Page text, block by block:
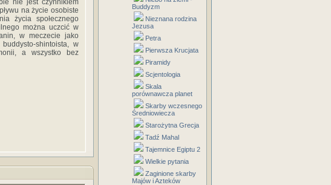
nie jest czynnikiem
na życie osobiste
życia społecznego
można uczcić w
w meczecie jako
shintoista, w
a wszystko bez
Buddyzm
Nieznana rodzina
Jezusa
Petra
Pierwsza Krucjata
Piramidy
Scjentologia
Skala
porównawcza planet
Skarby wczesnego
Średniowiecza
Starożytna Grecja
Tadź Mahal
Tajemnice Egiptu 2
Wielkie pytania
Zaginione skarby
Majów i Azteków